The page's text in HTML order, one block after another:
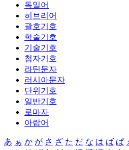
독일어
히브리어
괄호기호
학술기호
기술기호
첨자기호
라틴문자
러시아문자
단위기호
일반기호
로마자
아랍어
あ ぁ か が さ ざ た だ な は ば ぱ